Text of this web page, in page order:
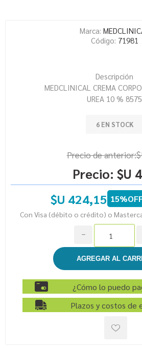
Marca:
Código: 71981
Descripción
MEDCLINICAL CREMA
UREA 10 % 8575
6 EN STOCK
Precio de anterior:
Precio: $U
$U 424,15
Con Visa (débito o crédito) o
h
¿Cómo lo puedo
Plazos y costos de